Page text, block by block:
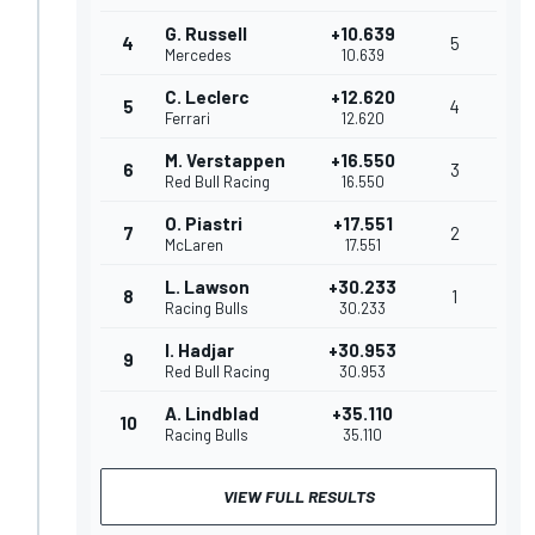
4 G. Russell
Mercedes
+10.639
10.639
5
5 C. Leclerc
Ferrari
+12.620
12.620
4
6 M. Verstappen
Red Bull Racing
+16.550
16.550
3
7 O. Piastri
McLaren
+17.551
17.551
2
8 L. Lawson
Racing Bulls
+30.233
30.233
1
9 I. Hadjar
Red Bull Racing
+30.953
30.953
10 A. Lindblad
Racing Bulls
+35.110
35.110
VIEW FULL RESULTS